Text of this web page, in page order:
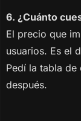
6. ¿Cuánto
El precio que
usuarios. Es el
Pedí la tabla de
después.